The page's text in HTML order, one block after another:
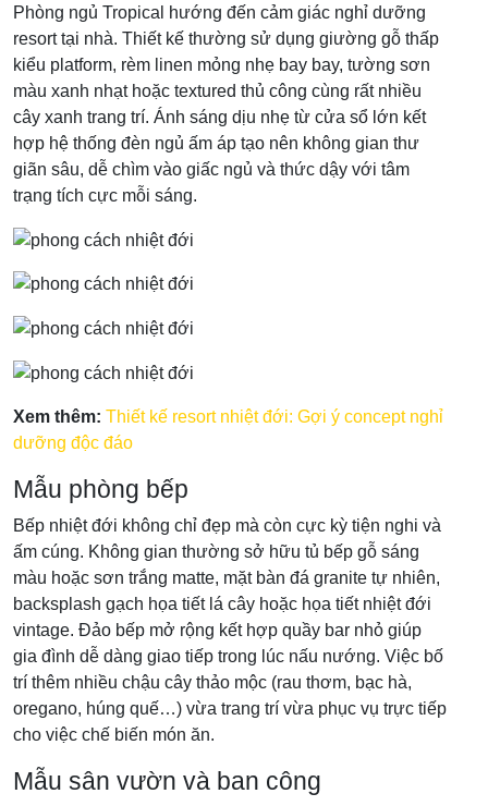
Phòng ngủ Tropical hướng đến cảm giác nghỉ dưỡng
resort tại nhà. Thiết kế thường sử dụng giường gỗ thấp
kiểu platform, rèm linen mỏng nhẹ bay bay, tường sơn
màu xanh nhạt hoặc textured thủ công cùng rất nhiều
cây xanh trang trí. Ánh sáng dịu nhẹ từ cửa sổ lớn kết
hợp hệ thống đèn ngủ ấm áp tạo nên không gian thư
giãn sâu, dễ chìm vào giấc ngủ và thức dậy với tâm
trạng tích cực mỗi sáng.
Xem thêm: Thiết kế resort nhiệt đới: Gợi ý concept nghỉ
dưỡng độc đáo
Mẫu phòng bếp
Bếp nhiệt đới không chỉ đẹp mà còn cực kỳ tiện nghi và
ấm cúng. Không gian thường sở hữu tủ bếp gỗ sáng
màu hoặc sơn trắng matte, mặt bàn đá granite tự nhiên,
backsplash gạch họa tiết lá cây hoặc họa tiết nhiệt đới
vintage. Đảo bếp mở rộng kết hợp quầy bar nhỏ giúp
gia đình dễ dàng giao tiếp trong lúc nấu nướng. Việc bố
trí thêm nhiều chậu cây thảo mộc (rau thơm, bạc hà,
oregano, húng quế…) vừa trang trí vừa phục vụ trực tiếp
cho việc chế biến món ăn.
Mẫu sân vườn và ban công